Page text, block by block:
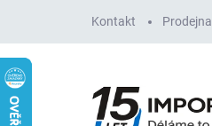
obsah
Kontakt Prodejna